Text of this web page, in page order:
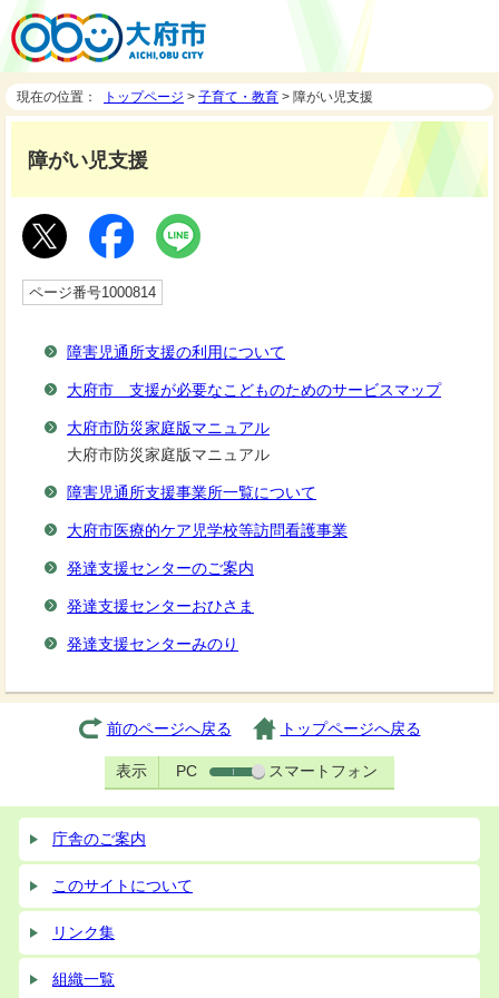
現在の位置： トップページ > 子育て・教育 > 障がい児支援
障がい児支援
ページ番号1000814
障害児通所支援の利用について
大府市 支援が必要なこどものためのサービスマップ
大府市防災家庭版マニュアル
大府市防災家庭版マニュアル
障害児通所支援事業所一覧について
大府市医療的ケア児学校等訪問看護事業
発達支援センターのご案内
発達支援センターおひさま
発達支援センターみのり
前のページへ戻る トップページへ戻る
表示 PC スマートフォン
庁舎のご案内
このサイトについて
リンク集
組織一覧